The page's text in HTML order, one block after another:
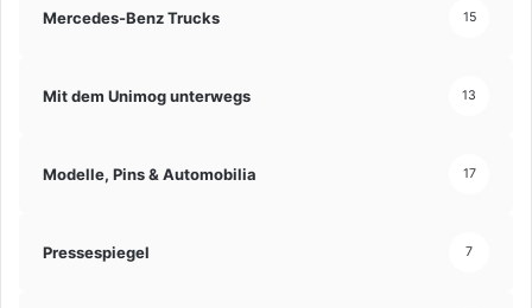
Mercedes-Benz Trucks 15
Mit dem Unimog unterwegs 13
Modelle, Pins & Automobilia 17
Pressespiegel 7